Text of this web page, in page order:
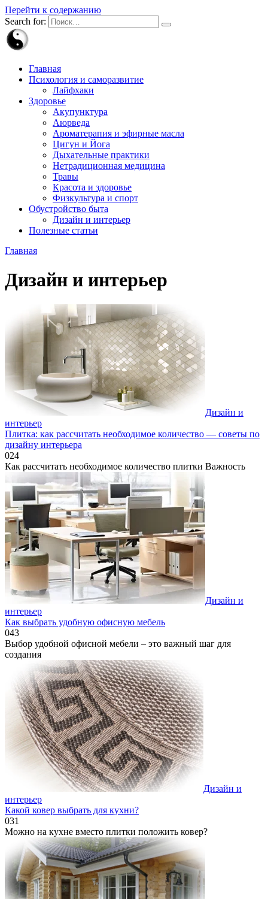
Перейти к содержанию
Search for:
Главная
Психология и саморазвитие
Лайфхаки
Здоровье
Акупунктура
Аюрведа
Ароматерапия и эфирные масла
Цигун и Йога
Дыхательные практики
Нетрадиционная медицина
Травы
Красота и здоровье
Физкультура и спорт
Обустройство быта
Дизайн и интерьер
Полезные статьи
Главная
Дизайн и интерьер
Дизайн и
интерьер
Плитка: как рассчитать необходимое количество — советы по
дизайну интерьера
024
Как рассчитать необходимое количество плитки Важность
Дизайн и
интерьер
Как выбрать удобную офисную мебель
043
Выбор удобной офисной мебели – это важный шаг для
создания
Дизайн и
интерьер
Какой ковер выбрать для кухни?
031
Можно на кухне вместо плитки положить ковер?